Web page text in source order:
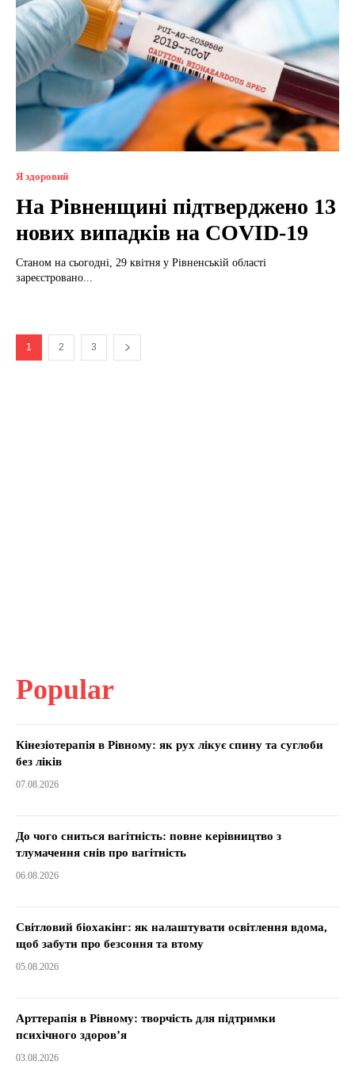
Я здоровий
На Рівненщині підтверджено 13
нових випадків на COVID-19
Станом на сьогодні, 29 квітня у Рівненській області
зареєстровано...
1 2 3
Popular
Кінезіотерапія в Рівному: як рух лікує спину та суглоби
без ліків
07.08.2026
До чого сниться вагітність: повне керівництво з
тлумачення снів про вагітність
06.08.2026
Світловий біохакінг: як налаштувати освітлення вдома,
щоб забути про безсоння та втому
05.08.2026
Арттерапія в Рівному: творчість для підтримки
психічного здоров’я
03.08.2026